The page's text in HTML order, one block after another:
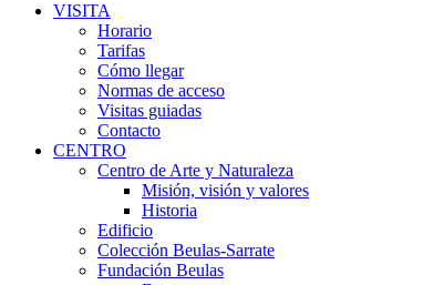
VISITA
Horario
Tarifas
Cómo llegar
Normas de acceso
Visitas guiadas
Contacto
CENTRO
Centro de Arte y Naturaleza
Misión, visión y valores
Historia
Edificio
Colección Beulas-Sarrate
Fundación Beulas